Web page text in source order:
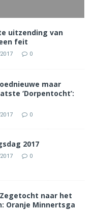
uitzending van
feit
0
maar
‘Dorpentocht’:
0
2017
0
Zegetocht naar het
Oranje Minnertsga